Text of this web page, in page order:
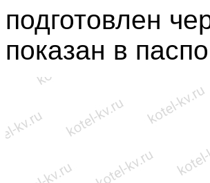
подготовлен
показан в